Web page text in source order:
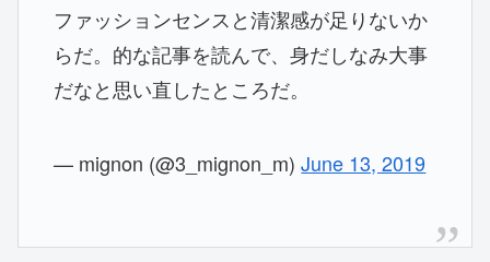
ファッションセンスと清潔感が足りないか
らだ。的な記事を読んで、身だしなみ大事
だなと思い直したところだ。
— mignon (@3_mignon_m)June 13, 2019